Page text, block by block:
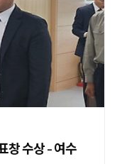
창 수상 - 여수